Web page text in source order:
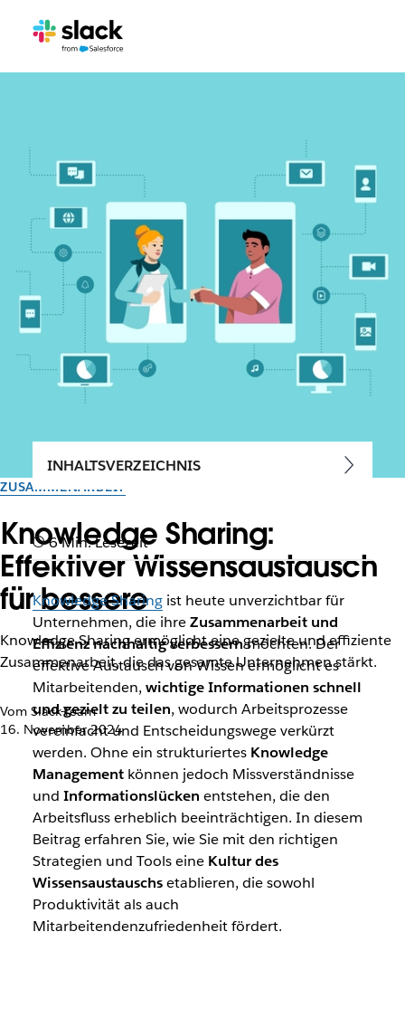
ZUSAMMENARBEIT
Knowledge Sharing:
Effektiver Wissensaustausch
für bessere
Knowledge Sharing ermöglicht eine gezielte und effiziente
Zusammenarbeit, die das gesamte Unternehmen stärkt.
Vom Slack-Team
16. November 2024
INHALTSVERZEICHNIS
6 Min. Lesezeit
Knowledge Sharingist heute unverzichtbar für
Unternehmen, die ihreZusammenarbeit und
Effizienz nachhaltig verbessernmöchten. Der
effektive Austausch von Wissen ermöglicht es
Mitarbeitenden, wichtige Informationen schnell
und gezielt zu teilen, wodurch Arbeitsprozesse
vereinfacht und Entscheidungswege verkürzt
werden. Ohne ein strukturiertes Knowledge
Managementkönnen jedoch Missverständnisse
und Informationslücken entstehen, die den
Arbeitsfluss erheblich beeinträchtigen. In diesem
Beitrag erfahren Sie, wie Sie mit den richtigen
Strategien und Tools eine Kultur des
Wissensaustauschsetablieren, die sowohl
Produktivität als auch
Mitarbeitendenzufriedenheit fördert.